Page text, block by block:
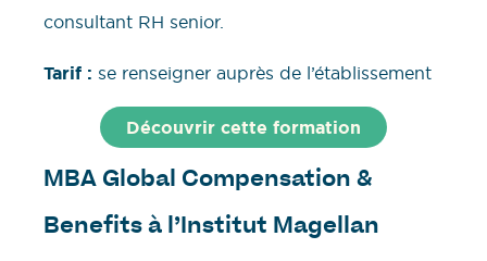
consultant RH senior.
Tarif : se renseigner auprès de l’établissement
Découvrir cette formation
MBA Global Compensation &
Benefits à l’Institut Magellan